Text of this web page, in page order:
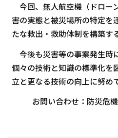
今回、無人航空機（ドロー
害の実態と被災場所の特定を
たな救出・救助体制を構築す
今後も災害等の事案発生時
個々の技術と知識の標準化を
立と更なる技術の向上に努め
お問い合わせ：防災危